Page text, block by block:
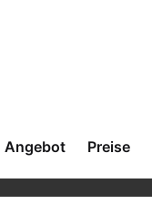
Angebot Preise